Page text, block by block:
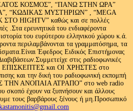
ΚΟΣΜΟΣ”, “ΠΑΝΩ ΣΤΗΝ ΩΡΑ”
“ΚΩΔΙΚΑΣ ΜΥΣΤΗΡΙΩΝ” , “MEGA
ΣΤΟ HIGHTV” καθώς και σε πολλές
.Στα ερευνητικά του ενδιαφέροντα
του ευρύτερου ελληνικού χώρου κ.ά.
περιλαμβάνονται τα γραμματόσημα, τα
Έφεδρος Ειδικός Επιστήμονας
στις ραδιοφωνικές
ΕΠΙΣΚΕΠΤΕΣ και ΟΙ ΧΡΗΣΤΕΣ στο
και την δική του ραδιοφωνική εκπομπή
ΤΗΝ ΑΝΟΠΑΙΑ ΑΤΡΑΠΟ” στο web radio
σκοπό έχουν να ξυπνήσουν και άλλους
τους βαρβάρους ξένους ή μη.Προσωπικό